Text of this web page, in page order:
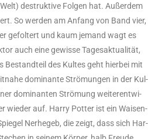
destruk­ti­ve Fol­gen hat. Außer­dem
So wer­den am Anfang von Band vier,
gefol­tert und kaum jemand wagt es
auch eine gewis­se Tages­ak­tua­li­tät,
des Kul­tes geht hier­bei mit
domi­nan­te Strö­mun­gen in der Kul­
domi­nan­ten Strö­mung wei­ter­ent­wi­
wie­der auf. Har­ry Pot­ter ist ein Wai­sen­
Ner­he­geb, die zeigt, dass sich Har­